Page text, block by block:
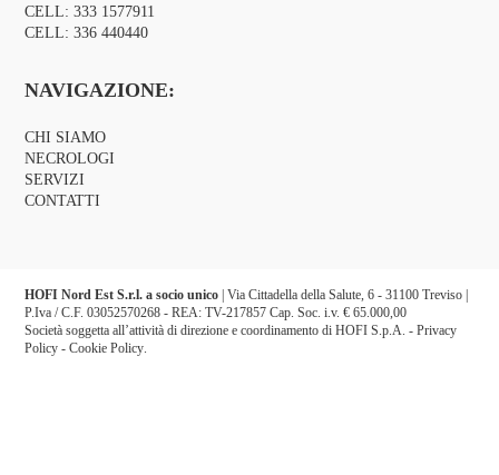
CELL:333 1577911
CELL:336 440440
NAVIGAZIONE:
CHI SIAMO
NECROLOGI
SERVIZI
CONTATTI
HOFI Nord Est S.r.l. a socio unico | Via Cittadella della Salute, 6 - 31100 Treviso |
P.Iva / C.F. 03052570268 - REA: TV-217857 Cap. Soc. i.v. € 65.000,00
Società soggetta all’attività di direzione e coordinamento di HOFI S.p.A. -Privacy
Policy -Cookie Policy.